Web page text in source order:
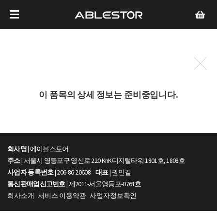
이 품목의 상세 정보는 준비중입니다.
회사명 |에이블스토어
주소| 서울시 영등포구 영신로 220 KnK디지털타워 1801호, 1808호
사업자 등록번호| 206-86-20608 대표| 권민길
통신판매업신고번호| 제2011-서울영등포-0761호
회사소개 서비스 이용약관 사업자정보확인